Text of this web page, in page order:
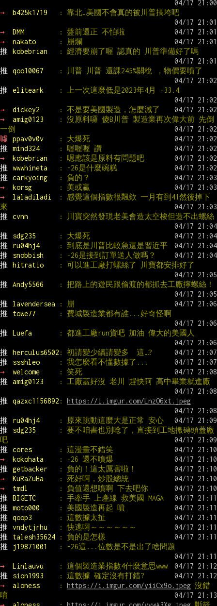
→ b425k1719 : 靠北…美國不會真的被川普搞垮吧
→ DMM
: 盤前還正 不怕啦
→
nakato
: 崩爛
推
kobebrian : 經濟要崩了喔 認真的 川普準備好了嗎
推 qoo10067 : 川普 川普 還課245%關稅 ，物價要噴了
推 eliteark : 上一次這麼低是2023年4月 -33.4
→ dickey2
: 不是要美國製造，怎麼減了
→
amig0123
: 沒原料囉 傻B川普 製造業再次偉大前 先倒
一倒
噓
ppav0v0v
: 大爆死
推
mind324
: 喔喔喔 讚
→
kobebrian
: 嗯應該是原料有問題吧
推
wwwhineta
: -26是什麼碗糕
推
carkyoing
: 負的？
→
korsg
: 美或贏
→
laladiladi
: 感覺這個指數很飄欸 一月有到41然後掉下
來
推
cvnn : 川寶突然發現老美會造太空梭但造不出螺絲
推 sdg235
: 大爆死
推
ru04hj4
: 到底是川普比較急還是習近平
推
snobbish
: -26是接到訂單送人做嗎？
推
hitratio : 可以進工廠打螺絲了 川寶都安排好了
推 Andy5566 : 把路上的遊民跟偷渡的都抓去工廠擰螺絲！
推 lavendersea
: 崩
推
towe77 : 費城製造業都有誰...好奇怪啊
推 Luefa : 都進工廠run貨吧 加油 偉大的美國人
推 herculus6502 : 初請變少續請變多  這…?
推
ssshleo
: 我怎麼看不懂數據了...
→
welcome
: 笑死
推
amig0123 : 工廠蓋好沒 老川 趕快阿 高中畢業就進廠
推 qazxc1156892 : https://i.imgur.com/LnzO6xt.jpeg
推 ru04hj4
: 原來跳動這麼大是正常 安心
推
sdg235
: 要不咱書也別唸了，直接到工地搬磚頭蓋廠
吧
推
cores
: 這漫畫不錯笑
→
kokohata
: -26 還不噴爆
推
getbacker
: 負的！這太厲害啦！
→
KuRaZuHa
: 死好啊，炒股總統
→
tmdl
: 負值還想噴啊 下去吧你
推
BIGETC
: 手牽手 上產線 救美國 MAGA
推
moto000
: 美國製造再起 噴
推
qoop3
: 這數據太扯
推
vndytjrhu
: 快逃啊～～～～～～
推
talesh35624
: 負的是怎樣
推
j19871001 : -26這...位數是不是出了啥問題
→ Linlauvu
: 這個製造業指數4什麼意思www
推
sion1993
: 這數據 確定沒有打錯?
→
aloness : https://i.imgur.com/yiiCx9o.jpeg 沒錯
唷